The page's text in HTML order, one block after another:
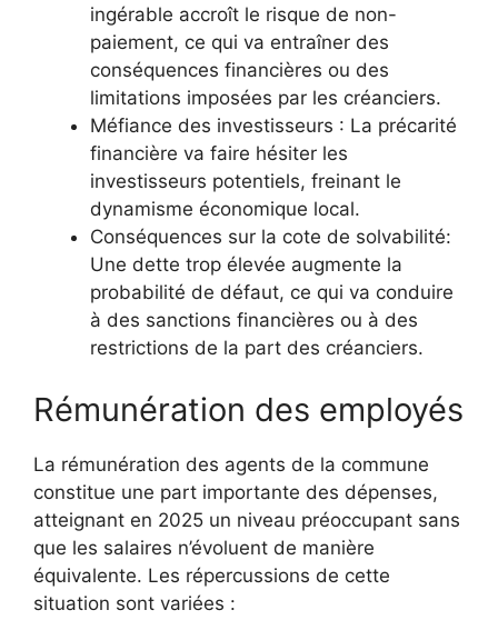
ingérable accroît le risque de non-
paiement, ce qui va entraîner des
conséquences financières ou des
limitations imposées par les créanciers.
Méfiance des investisseurs : La précarité
financière va faire hésiter les
investisseurs potentiels, freinant le
dynamisme économique local.
Conséquences sur la cote de solvabilité:
Une dette trop élevée augmente la
probabilité de défaut, ce qui va conduire
à des sanctions financières ou à des
restrictions de la part des créanciers.
Rémunération des employés
La rémunération des agents de la commune
constitue une part importante des dépenses,
atteignant en 2025 un niveau préoccupant sans
que les salaires n’évoluent de manière
équivalente. Les répercussions de cette
situation sont variées :